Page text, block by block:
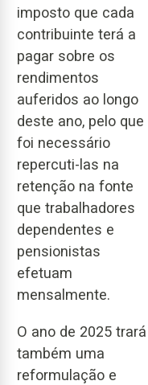
imposto que cada
contribuinte terá a
pagar sobre os
rendimentos
auferidos ao longo
deste ano, pelo que
foi necessário
repercuti-las na
retenção na fonte
que trabalhadores
dependentes e
pensionistas
efetuam
mensalmente.
O ano de 2025 trará
também uma
reformulação e